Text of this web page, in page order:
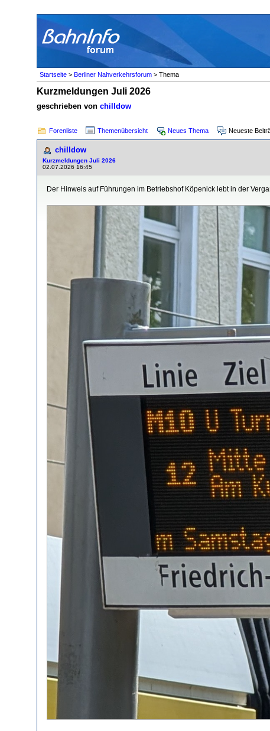
Startseite > Berliner Nahverkehrsforum > Thema
Kurzmeldungen Juli 2026
geschrieben von chilldow
Forenliste Themenübersicht Neues Thema Neueste
chilldow
Kurzmeldungen Juli 2026
02.07.2026 16:45
Der Hinweis auf Führungen im Betriebshof Köpenick lebt in der